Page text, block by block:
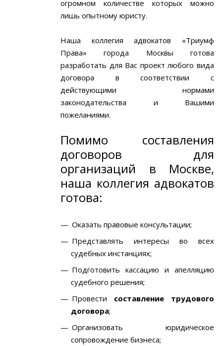
огромном количестве которых можно
лишь опытному юристу.
Наша коллегия адвокатов «Триумф
Права» города Москвы готова
разработать для Вас проект любого вида
договора в соответствии с
действующими нормами
законодательства и Вашими
пожеланиями.
Помимо составления
договоров для
организаций в Москве,
наша коллегия адвокатов
готова:
Оказать правовые консультации;
Представлять интересы во всех
судебных инстанциях;
Подготовить кассацию и апелляцию
судебного решения;
Провести составление трудового
договора;
Организовать юридическое
сопровождение бизнеса;